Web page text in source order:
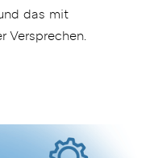
das mit
Versprechen.